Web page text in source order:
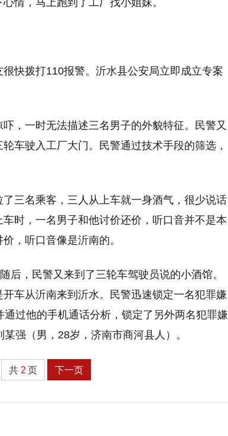
情，马上跑到了工厂找小姐妹。
快拨打110报警。沂水县公安局立即成立专案
，一时无法描述三名男子的外貌特征。民警又
车驶入工厂大门。民警通过技术手段的筛选，
三名乘客，三人从上车就一身酒气，很少说话
时，一名男子和他讨价还价，听口音并不是本
，听口音像是沂南的。
后，民警又来到了三轮车驾驶员说的小酒馆。
车从沂南来到沂水。民警迅速锁定一名犯罪嫌
过他的手机通话分析，锁定了另外两名犯罪嫌
强（男，28岁，济南市商河县人）。
共 2 页 下一页